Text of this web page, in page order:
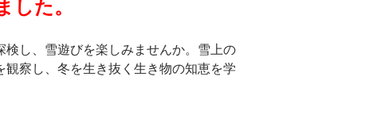
た。
し、雪遊びを楽しみませんか。雪上の
察し、冬を生き抜く生き物の知恵を学